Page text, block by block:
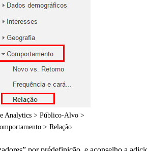
Analytics > Público-Alvo >
> Relação